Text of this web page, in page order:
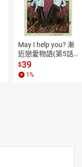
May I help you? 漸
近戀愛物語(第5話)
【電子書】
$39
1 %